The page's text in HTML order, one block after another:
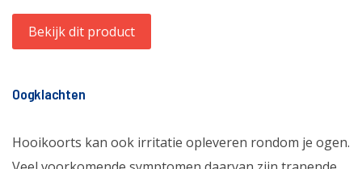
Bekijk dit product
Oogklachten
Hooikoorts kan ook irritatie opleveren rondom je ogen.